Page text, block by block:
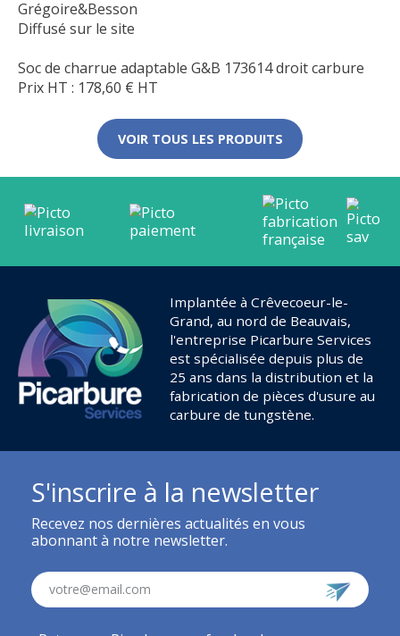
Grégoire&Besson
Diffusé sur le site
Soc de charrue adaptable G&B 173614 droit carbure
Prix HT : 178,60 € HT
VOIR TOUS LES PRODUITS
Implantée à Crêvecoeur-le-
Grand, au nord de Beauvais,
l'entreprise Picarbure Services
est spécialisée depuis plus de
25 ans dans la distribution et la
fabrication de pièces d'usure au
carbure de tungstène.
S'inscrire à la newsletter
Recevez nos dernières actualités en vous
abonnant à notre newsletter.
votre@email.com